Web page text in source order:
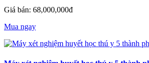
Giá bán: 68,000,000đ
Mua ngay